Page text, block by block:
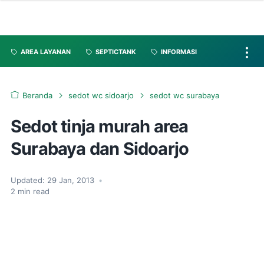
AREA LAYANAN SEPTICTANK INFORMASI
Beranda sedot wc sidoarjo sedot wc surabaya
Sedot tinja murah area
Surabaya dan Sidoarjo
Updated: 29 Jan, 2013 •
2 min read